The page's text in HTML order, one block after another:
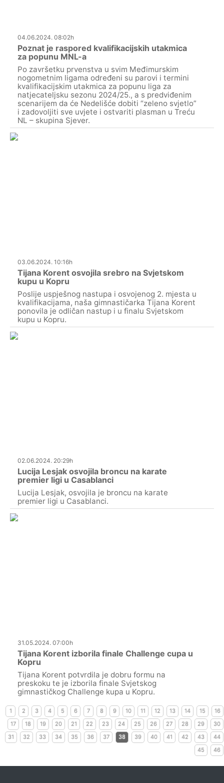
04.06.2024. 08:02h
Poznat je raspored kvalifikacijskih utakmica
za popunu MNL-a
Po završetku prvenstva u svim Međimurskim
nogometnim ligama određeni su parovi i termini
kvalifikacijskim utakmica za popunu liga za
natjecateljsku sezonu 2024/25., a s predviđenim
scenarijem da će Nedelišće dobiti “zeleno svjetlo”
i zadovoljiti sve uvjete i ostvariti plasman u Treću
NL – skupina Sjever.
03.06.2024. 10:16h
Tijana Korent osvojila srebro na Svjetskom
kupu u Kopru
Poslije uspješnog nastupa i osvojenog 2. mjesta u
kvalifikacijama, naša gimnastičarka Tijana Korent
ponovila je odličan nastup i u finalu Svjetskom
kupu u Kopru.
02.06.2024. 20:29h
Lucija Lesjak osvojila broncu na karate
premier ligi u Casablanci
Lucija Lesjak, osvojila je broncu na karate
premier ligi u Casablanci.
31.05.2024. 07:00h
Tijana Korent izborila finale Challenge cupa u
Kopru
Tijana Korent potvrdila je dobru formu na
preskoku te je izborila finale Svjetskog
gimnastičkog Challenge kupa u Kopru.
1 2 3 4 5 6 7 8 9 10 11 12 13 14 15
16
17
18 19 20 21 22 23 24 25 26 27 28 29
30
31
32 33 34 35 36 37 38 39 40 41 42 43
44
45
46